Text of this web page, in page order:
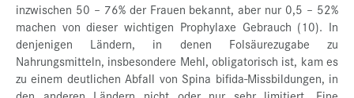
inzwischen 50 – 76% der Frauen bekannt, aber nur 0,5 – 52%
machen von dieser wichtigen Prophylaxe Gebrauch (10). In
denjenigen Ländern, in denen Folsäurezugabe zu
Nahrungsmitteln, insbesondere Mehl, obligatorisch ist, kam es
zu einem deutlichen Abfall von Spina bifida-Missbildungen, in